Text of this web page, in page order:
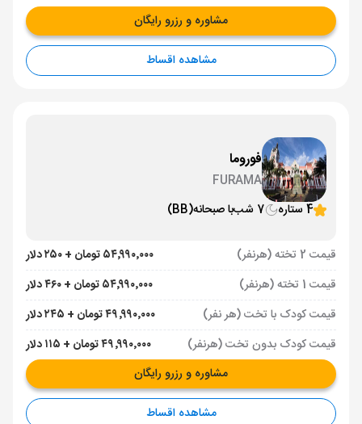
مشاوره و رزرو رایگان
مشاهده اقساط
فوروما
FURAMA
4 ستاره
7 شب با صبحانه(BB)
قیمت 2 تخته (هرنفر)
۵۴٬۹۹۰٬۰۰۰ تومان + ۲۵۰ دلار
قیمت 1 تخته (هرنفر)
۵۴٬۹۹۰٬۰۰۰ تومان + ۴۶۰ دلار
قیمت کودک با تخت (هر نفر)
۴۹٬۹۹۰٬۰۰۰ تومان + ۲۴۵ دلار
قیمت کودک بدون تخت (هرنفر)
۴۹٬۹۹۰٬۰۰۰ تومان + ۱۱۵ دلار
مشاوره و رزرو رایگان
مشاهده اقساط